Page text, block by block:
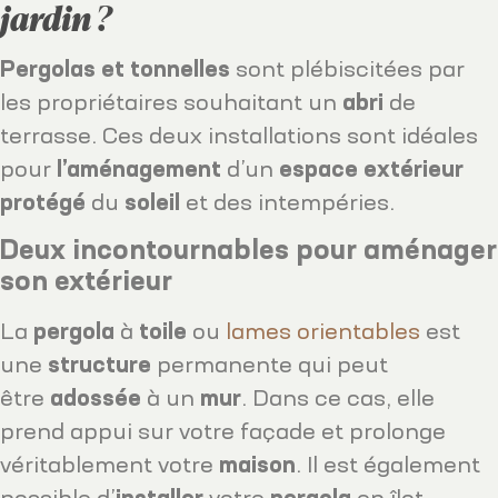
jardin ?
Pergolas et tonnelles sont plébiscitées par
les propriétaires souhaitant un abri de
terrasse. Ces deux installations sont idéales
pour l’aménagement d’un espace extérieur
protégé du soleil et des intempéries.
Deux incontournables pour aménager
son extérieur
La pergola à toile ou lames orientables est
une structure permanente qui peut
être adossée à un mur. Dans ce cas, elle
prend appui sur votre façade et prolonge
véritablement votre maison. Il est également